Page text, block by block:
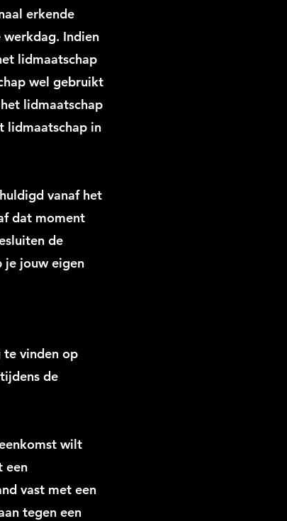
erkende
Indien
lidmaatschap
wel gebruikt
lidmaatschap
lidmaatschap in
vanaf het
dat moment
de
je jouw eigen
te vinden op
de
wilt
een
vast met een
tegen een